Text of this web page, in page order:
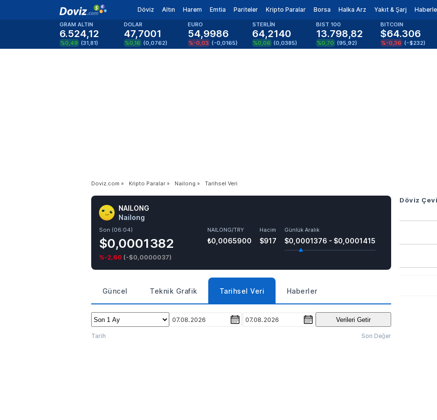
Döviz Altın Harem Emtia Pariteler Kripto Paralar Borsa Halka Arz Yakıt & Şarj
GRAM ALTIN
6.524,12
%0,49 (31,81)
DOLAR
47,7001
%0,16 (0,0762)
EURO
54,9986
%-0,03 (-0,0165)
STERLİN
64,2140
%0,06 (0,0385)
BIST 100
13.798,82
%0,70 (95,92)
BITCOIN
$64.306
%-0,36 (-$232)
Doviz.com » Kripto Paralar » Nailong » Tarihsel Veri
NAILONG
Nailong
Son (06:04)
$0,0001382
%-2,60 (-$0,0000037)
NAILONG/TRY
₺0,0065900
Hacim
$917
Günlük Aralık
$0,0001376 - $0,0001415
Güncel Teknik Grafik Tarihsel Veri Haberler
07.08.2026 07.08.2026 Verileri Getir
Tarih Son Değer
Döviz